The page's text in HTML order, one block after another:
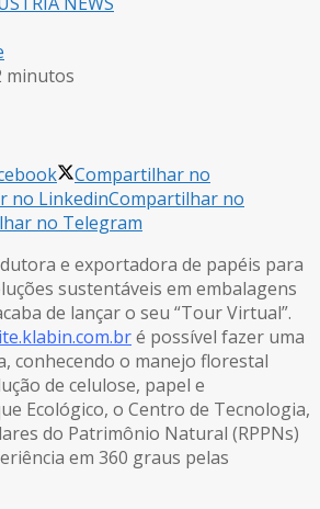
minutos
Compartilhar no
no LinkedinCompartilhar no
no Telegram
e exportadora de papéis para
sustentáveis em embalagens
de lançar o seu “Tour Virtual”.
é possível fazer uma
conhecendo o manejo florestal
de celulose, papel e
Ecológico, o Centro de Tecnologia,
do Patrimônio Natural (RPPNs)
em 360 graus pelas